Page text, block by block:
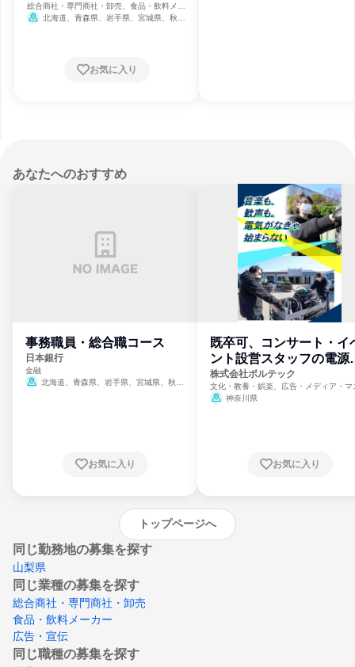
総合商社・専門商社・卸売、食品・飲料メー
カー、広告・宣伝
北海道、青森県、岩手県、宮城県、秋田
野県、岐阜県、静岡県、愛知県、三重県、滋
賀県、京都府、大阪府、兵庫県、奈良県、和
お気に入り
あなたへのおすすめ
事務職員・総合職コース
日本銀行
金融
北海道、青森県、岩手県、宮城県、秋田
崎県、熊本県、大分県、宮崎県、鹿児島県、
お気に入り
既卒可、コンサート・イ
ント設営スタッフの電源
門
株式会社ボルテック
文化・教養・娯楽、広告・メディア・マ
ミ、電力・ガス・水道・エネルギー
神奈川県
お気に入り
トップページへ
同じ勤務地の募集を探す
山梨県
同じ業種の募集を探す
総合商社・専門商社・卸売
食品・飲料メーカー
広告・宣伝
同じ職種の募集を探す